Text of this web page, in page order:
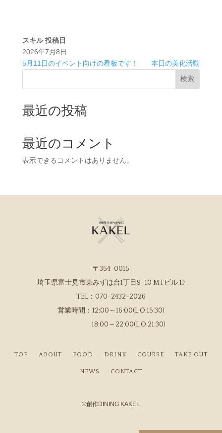
スキル 投稿日
2026年7月8日
5月11日のイベント向けの看板です！
本日の美化活動
検索
最近の投稿
最近のコメント
表示できるコメントはありません。
〒354-0015
埼玉県富士見市東みずほ台1丁目9−10 MTビル 1F
TEL： 070-2432-2026
営業時間： 12:00～16:00(L.O.15:30)
18:00～22:00(L.O.21:30)
TOP ABOUT FOOD DRINK COURSE TAKE OUT
NEWS CONTACT
©創作DINING KAKEL